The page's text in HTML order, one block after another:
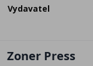
Vydavatel
Zoner Press